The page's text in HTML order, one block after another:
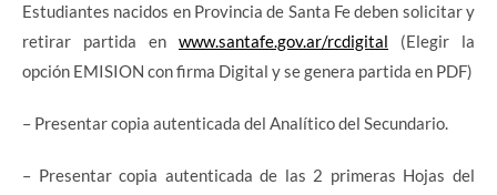
Estudiantes nacidos en Provincia de Santa Fe deben solicitar y
retirar partida en www.santafe.gov.ar/rcdigital (Elegir la
opción EMISION con firma Digital y se genera partida en PDF)
– Presentar copia autenticada del Analítico del Secundario.
– Presentar copia autenticada de las 2 primeras Hojas del